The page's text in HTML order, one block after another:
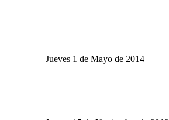
Jueves 1 de Mayo de 2014